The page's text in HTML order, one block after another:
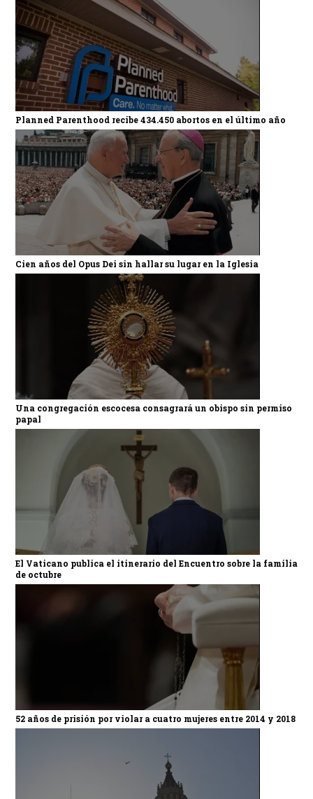
Planned Parenthood recibe 434.450 abortos en el último año
Cien años del Opus Dei sin hallar su lugar en la Iglesia
Una congregación escocesa consagrará un obispo sin permiso
papal
El Vaticano publica el itinerario del Encuentro sobre la familia
de octubre
52 años de prisión por violar a cuatro mujeres entre 2014 y 2018